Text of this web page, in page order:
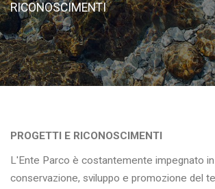
RICONOSCIMENTI
PROGETTI E RICONOSCIMENTI
L'Ente Parco è costantemente impegnato
conservazione, sviluppo e promozione del